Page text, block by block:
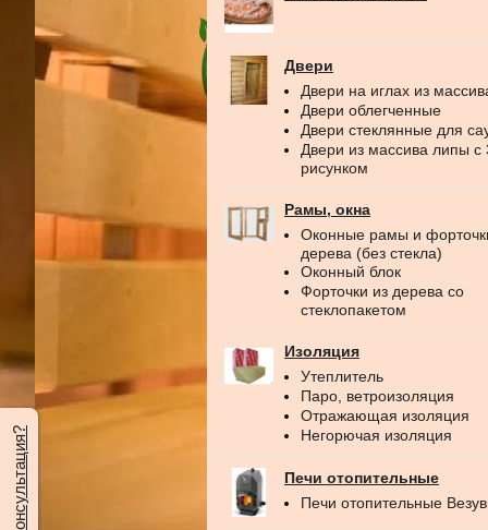
Двери
Двери на иглах из
Двери облегченные
Двери стеклянные для
Двери из массива липы с
рисунком
Рамы, окна
Оконные рамы и
дерева (без стекла)
Оконный блок
Форточки из дерева со
стеклопакетом
Изоляция
Утеплитель
Паро, ветроизоляция
Отражающая изоляция
Негорючая изоляция
Печи отопительные
Печи отопительные